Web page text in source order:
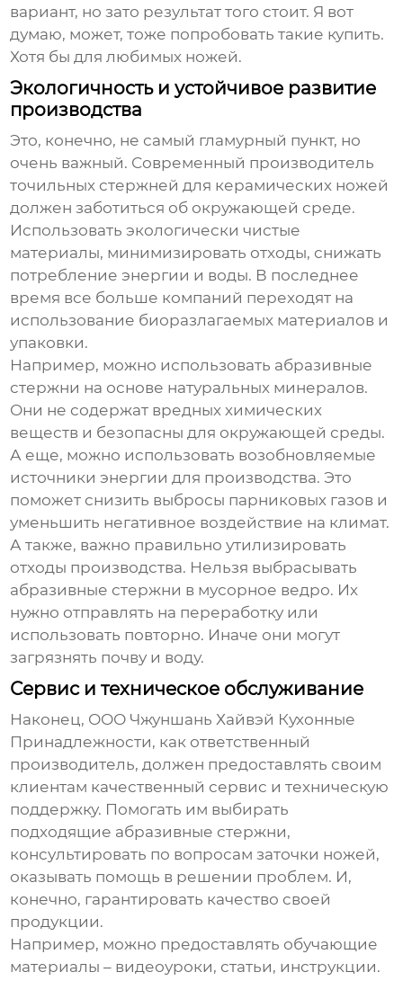
вариант, но зато результат того стоит. Я вот
думаю, может, тоже попробовать такие купить.
Хотя бы для любимых ножей.
Экологичность и устойчивое развитие
производства
Это, конечно, не самый гламурный пункт, но
очень важный. Современный производитель
точильных стержней для керамических ножей
должен заботиться об окружающей среде.
Использовать экологически чистые
материалы, минимизировать отходы, снижать
потребление энергии и воды. В последнее
время все больше компаний переходят на
использование биоразлагаемых материалов и
упаковки.
Например, можно использовать абразивные
стержни на основе натуральных минералов.
Они не содержат вредных химических
веществ и безопасны для окружающей среды.
А еще, можно использовать возобновляемые
источники энергии для производства. Это
поможет снизить выбросы парниковых газов и
уменьшить негативное воздействие на климат.
А также, важно правильно утилизировать
отходы производства. Нельзя выбрасывать
абразивные стержни в мусорное ведро. Их
нужно отправлять на переработку или
использовать повторно. Иначе они могут
загрязнять почву и воду.
Сервис и техническое обслуживание
Наконец, ООО Чжуншань Хайвэй Кухонные
Принадлежности, как ответственный
производитель, должен предоставлять своим
клиентам качественный сервис и техническую
поддержку. Помогать им выбирать
подходящие абразивные стержни,
консультировать по вопросам заточки ножей,
оказывать помощь в решении проблем. И,
конечно, гарантировать качество своей
продукции.
Например, можно предоставлять обучающие
материалы – видеоуроки, статьи, инструкции.